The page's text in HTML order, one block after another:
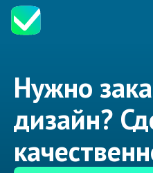
Нужно
дизайн?